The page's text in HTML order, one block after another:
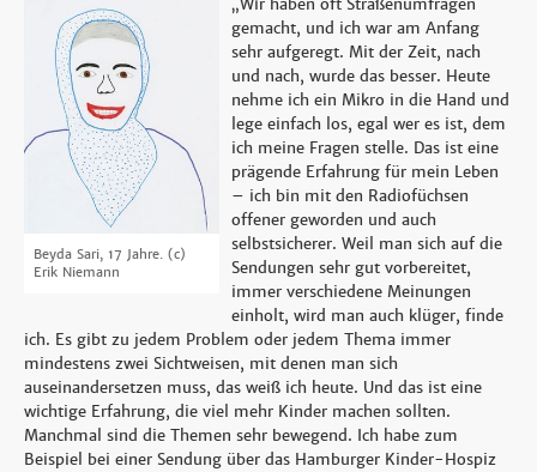
Beyda Sari, 17 Jahre. (c)
Erik Niemann
„Wir haben oft Straßenumfragen
gemacht, und ich war am Anfang
sehr aufgeregt. Mit der Zeit, nach
und nach, wurde das besser. Heute
nehme ich ein Mikro in die Hand und
lege einfach los, egal wer es ist, dem
ich meine Fragen stelle. Das ist eine
prägende Erfahrung für mein Leben
– ich bin mit den Radiofüchsen
offener geworden und auch
selbstsicherer. Weil man sich auf die
Sendungen sehr gut vorbereitet,
immer verschiedene Meinungen
einholt, wird man auch klüger, finde
ich. Es gibt zu jedem Problem oder jedem Thema immer
mindestens zwei Sichtweisen, mit denen man sich
auseinandersetzen muss, das weiß ich heute. Und das ist eine
wichtige Erfahrung, die viel mehr Kinder machen sollten.
Manchmal sind die Themen sehr bewegend. Ich habe zum
Beispiel bei einer Sendung über das Hamburger Kinder-Hospiz